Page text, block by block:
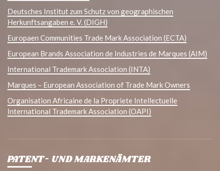
Deutsches Institut zum Schutz von geographischen
Herkunftsangaben e. V. (DIGH)
Europaen Communities Trade Mark Association (ECTA)
European Brands Association de Industries de Marques (AIM)
International Trademark Association (INTA)
Marques – European Association of Trade Mark Owners
Organisation Africaine de la Propriete Intellectuelle
International Trademark Association (OAPI)
PATENT- UND MARKENÄMTER